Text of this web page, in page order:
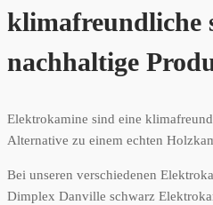
klimafreundliche
nachhaltige
Elektrokamine sind eine
Alternative zu einem echten
Bei unseren verschiedenen
Dimplex Danville schwarz